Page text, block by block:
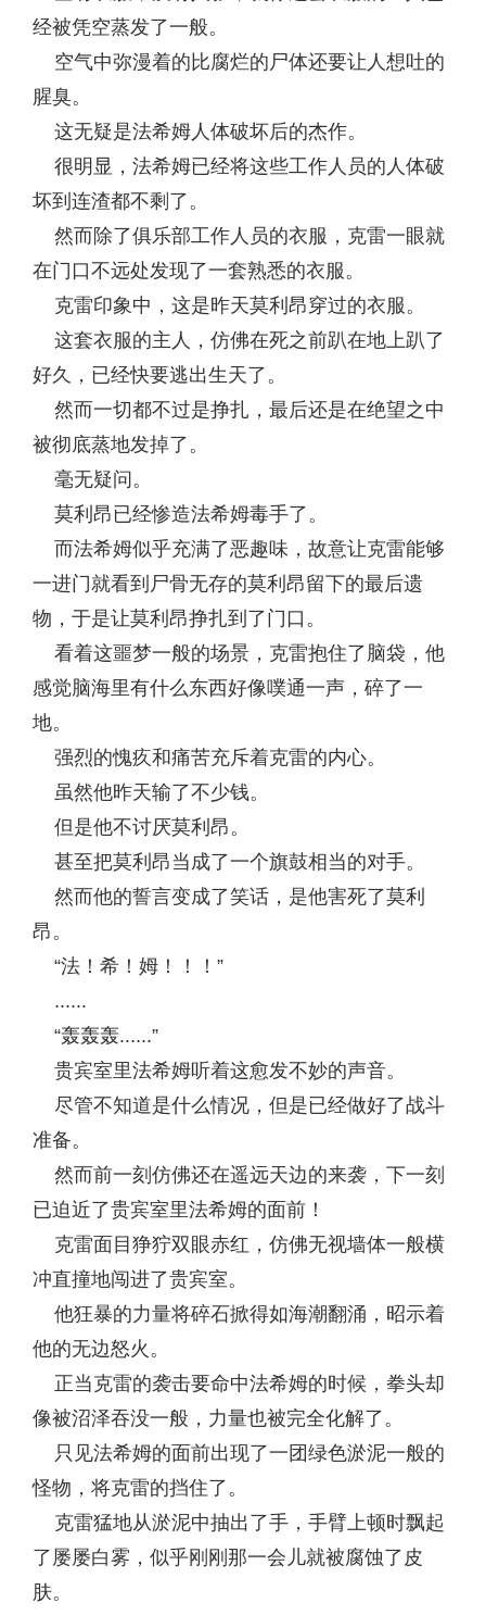
经被凭空蒸发了一般。
空气中弥漫着的比腐烂的尸体还要让人想吐的
腥臭。
这无疑是法希姆人体破坏后的杰作。
很明显，法希姆已经将这些工作人员的人体破
坏到连渣都不剩了。
然而除了俱乐部工作人员的衣服，克雷一眼就
在门口不远处发现了一套熟悉的衣服。
克雷印象中，这是昨天莫利昂穿过的衣服。
这套衣服的主人，仿佛在死之前趴在地上趴了
好久，已经快要逃出生天了。
然而一切都不过是挣扎，最后还是在绝望之中
被彻底蒸地发掉了。
毫无疑问。
莫利昂已经惨造法希姆毒手了。
而法希姆似乎充满了恶趣味，故意让克雷能够
一进门就看到尸骨无存的莫利昂留下的最后遗
物，于是让莫利昂挣扎到了门口。
看着这噩梦一般的场景，克雷抱住了脑袋，他
感觉脑海里有什么东西好像噗通一声，碎了一
地。
强烈的愧疚和痛苦充斥着克雷的内心。
虽然他昨天输了不少钱。
但是他不讨厌莫利昂。
甚至把莫利昂当成了一个旗鼓相当的对手。
然而他的誓言变成了笑话，是他害死了莫利
昂。
“法！希！姆！！！”
......
“轰轰轰......”
贵宾室里法希姆听着这愈发不妙的声音。
尽管不知道是什么情况，但是已经做好了战斗
准备。
然而前一刻仿佛还在遥远天边的来袭，下一刻
已迫近了贵宾室里法希姆的面前！
克雷面目狰狞双眼赤红，仿佛无视墙体一般横
冲直撞地闯进了贵宾室。
他狂暴的力量将碎石掀得如海潮翻涌，昭示着
他的无边怒火。
正当克雷的袭击要命中法希姆的时候，拳头却
像被沼泽吞没一般，力量也被完全化解了。
只见法希姆的面前出现了一团绿色淤泥一般的
怪物，将克雷的挡住了。
克雷猛地从淤泥中抽出了手，手臂上顿时飘起
了屡屡白雾，似乎刚刚那一会儿就被腐蚀了皮
肤。